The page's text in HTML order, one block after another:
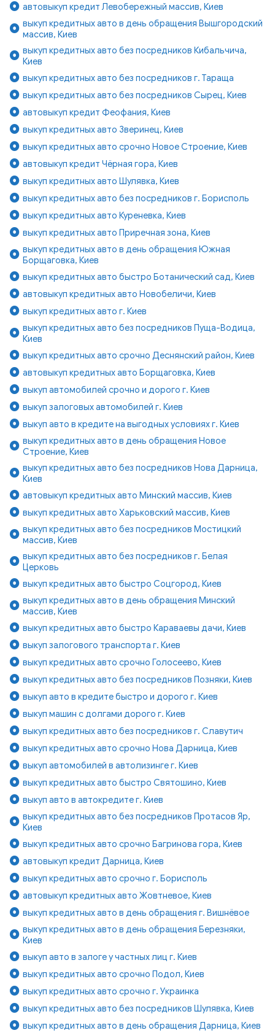
автовыкуп кредит Левобережный массив, Киев
выкуп кредитных авто в день обращения Вышгородский
массив, Киев
выкуп кредитных авто без посредников Кибальчича,
Киев
выкуп кредитных авто без посредников г. Тараща
выкуп кредитных авто без посредников Сырец, Киев
автовыкуп кредит Феофания, Киев
выкуп кредитных авто Зверинец, Киев
выкуп кредитных авто срочно Новое Строение, Киев
автовыкуп кредит Чёрная гора, Киев
выкуп кредитных авто Шулявка, Киев
выкуп кредитных авто без посредников г. Борисполь
выкуп кредитных авто Куреневка, Киев
выкуп кредитных авто Приречная зона, Киев
выкуп кредитных авто в день обращения Южная
Борщаговка, Киев
выкуп кредитных авто быстро Ботанический сад, Киев
автовыкуп кредитных авто Новобеличи, Киев
выкуп кредитных авто г. Киев
выкуп кредитных авто без посредников Пуща-Водица,
Киев
выкуп кредитных авто срочно Деснянский район, Киев
автовыкуп кредитных авто Борщаговка, Киев
выкуп автомобилей срочно и дорого г. Киев
выкуп залоговых автомобилей г. Киев
выкуп авто в кредите на выгодных условиях г. Киев
выкуп кредитных авто в день обращения Новое
Строение, Киев
выкуп кредитных авто без посредников Нова Дарница,
Киев
автовыкуп кредитных авто Минский массив, Киев
выкуп кредитных авто Харьковский массив, Киев
выкуп кредитных авто без посредников Мостицкий
массив, Киев
выкуп кредитных авто без посредников г. Белая
Церковь
выкуп кредитных авто быстро Соцгород, Киев
выкуп кредитных авто в день обращения Минский
массив, Киев
выкуп кредитных авто быстро Караваевы дачи, Киев
выкуп залогового транспорта г. Киев
выкуп кредитных авто срочно Голосеево, Киев
выкуп кредитных авто без посредников Позняки, Киев
выкуп авто в кредите быстро и дорого г. Киев
выкуп машин с долгами дорого г. Киев
выкуп кредитных авто без посредников г. Славутич
выкуп кредитных авто срочно Нова Дарница, Киев
выкуп автомобилей в автолизинге г. Киев
выкуп кредитных авто быстро Святошино, Киев
выкуп авто в автокредите г. Киев
выкуп кредитных авто без посредников Протасов Яр,
Киев
выкуп кредитных авто срочно Багринова гора, Киев
автовыкуп кредит Дарница, Киев
выкуп кредитных авто срочно г. Борисполь
автовыкуп кредитных авто Жовтневое, Киев
выкуп кредитных авто в день обращения г. Вишнёвое
выкуп кредитных авто в день обращения Березняки,
Киев
выкуп авто в залоге у частных лиц г. Киев
выкуп кредитных авто срочно Подол, Киев
выкуп кредитных авто срочно г. Украинка
выкуп кредитных авто без посредников Шулявка, Киев
выкуп кредитных авто в день обращения Дарница, Киев